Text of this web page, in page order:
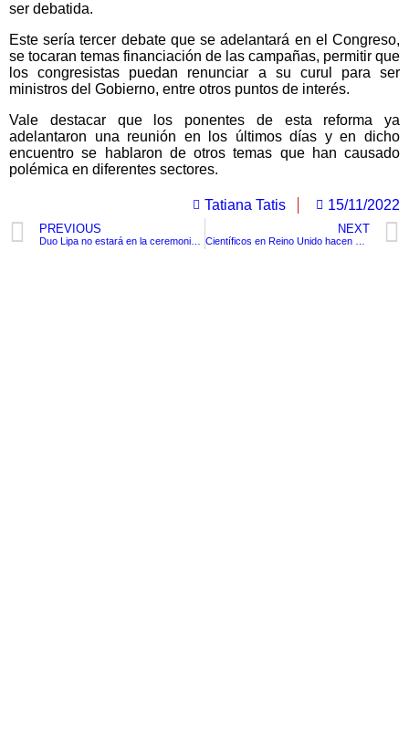
ser debatida.
Este sería tercer debate que se adelantará en el Congreso,
se tocaran temas financiación de las campañas, permitir que
los congresistas puedan renunciar a su curul para ser
ministros del Gobierno, entre otros puntos de interés.
Vale destacar que los ponentes de esta reforma ya
adelantaron una reunión en los últimos días y en dicho
encuentro se hablaron de otros temas que han causado
polémica en diferentes sectores.
Tatiana Tatis 15/11/2022
PREVIOUS NEXT